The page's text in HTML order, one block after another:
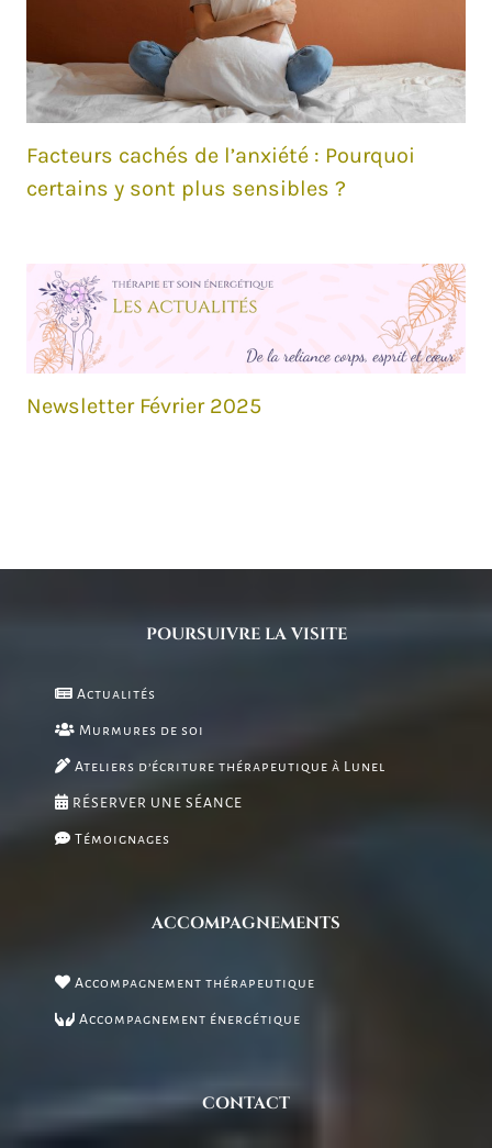
Facteurs cachés de l’anxiété : Pourquoi
certains y sont plus sensibles ?
Newsletter Février 2025
POURSUIVRE LA VISITE
Actualités
Murmures de soi
Ateliers d’écriture thérapeutique à Lunel
RÉSERVER UNE SÉANCE
Témoignages
ACCOMPAGNEMENTS
Accompagnement thérapeutique
Accompagnement énergétique
CONTACT